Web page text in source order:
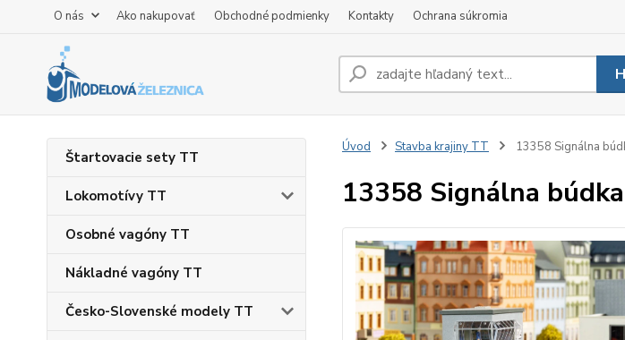
O nás Ako nakupovať Obchodné podmienky Kontakty Ochrana súkromia
Štartovacie sety TT
Lokomotívy TT
Osobné vagóny TT
Nákladné vagóny TT
Česko-Slovenské modely TT
Úvod Stavba krajiny TT 13358 Signálna
13358 Signálna